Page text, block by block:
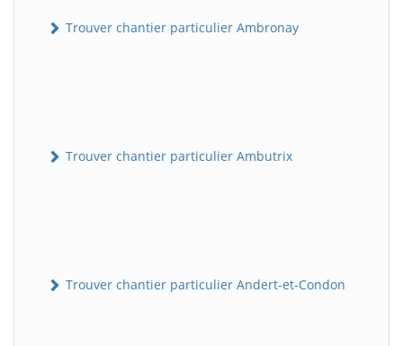
Trouver chantier particulier Ambronay
Trouver chantier particulier Ambutrix
Trouver chantier particulier Andert-et-Condon